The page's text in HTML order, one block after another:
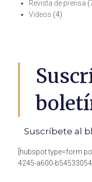
Revista de prensa
Videos (4)
Suscríbete al
[hubspot type=form
4245-a600-